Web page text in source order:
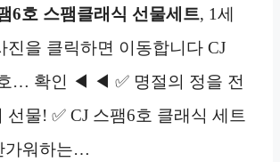
6호 스팸클래식 선물세트, 1세
진을 클릭하면 이동합니다 CJ
… 확인 ◀ ◀ ✅ 명절의 정을 전
선물! ✅ CJ 스팸6호 클래식 세트
가워하는…